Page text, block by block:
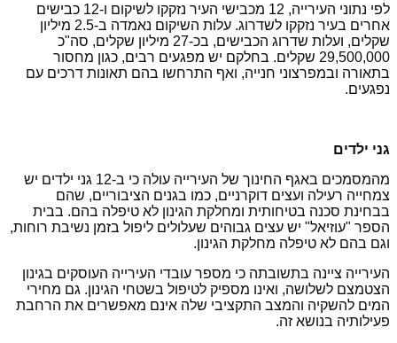
לפי נתוני העירייה, 12 מכבישי העיר נזקקו לשיקום ו-12 כבישים
אחרים בעיר נזקקו לשדרוג. עלות השיקום נאמדה ב-2.5 מיליון
שקלים, ועלות שדרוג הכבישים, בכ-27 מיליון שקלים, סה"כ
29,500,000 שקלים. בחלקם יש מפגעים רבים, כגון מחסור
בתאורה ובמפרצוני חנייה, ואף התרחשו בהם תאונות דרכים עם
נפגעים.
גני ילדים
מהמסמכים באגף החינוך של העירייה עולה כי ב-12 גני ילדים יש
צמחייה רעילה ועצים דוקרניים, כמו בגנים הציבוריים, שהם
בבחינת סכנה בטיחותית ומחלקת הגינון לא טיפלה בהם. בבית
הספר "עוזיאל" יש עצים גבוהים שעלולים ליפול בזמן נשיבת רוחות,
וגם בהם לא טיפלה מחלקת הגינון.
העירייה ציינה בתשובתה כי מספר עובדי העירייה העוסקים בגינון
הצטמצם לשלושה, ואינו מספיק לטיפול בשטחי הגינון. גם מחירי
המים להשקיה והמצב התקציבי שלה אינם מאפשרים את הרחבת
פעילותיה בנושא זה.